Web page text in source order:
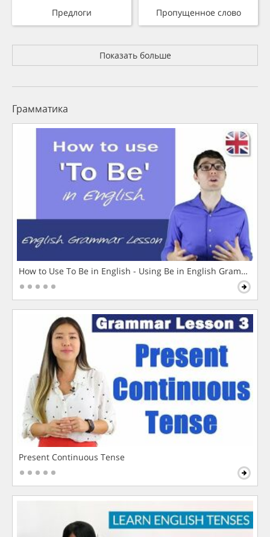
Предлоги Пропущенное слово
Показать больше
Грамматика
How to Use To Be in English - Using Be in English Grammar
Present Continuous Tense